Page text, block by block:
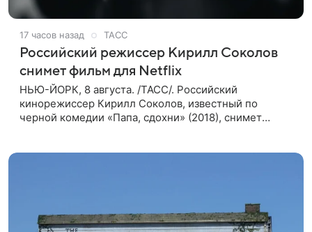
17 часов назад ТАСС
Российский режиссер Кирилл Соколов
снимет фильм для Netflix
НЬЮ-ЙОРК, 8 августа. /ТАСС/. Российский
кинорежиссер Кирилл Соколов, известный по
черной комедии «Папа, сдохни» (2018), снимет